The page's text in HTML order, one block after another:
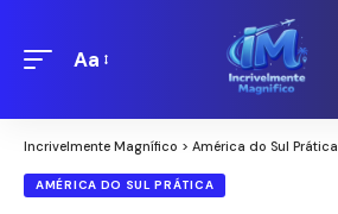
Redimensionamento
fontes
Aa
Incrivelmente Magnífico > América do Sul Prática
AMÉRICA DO SUL PRÁTICA